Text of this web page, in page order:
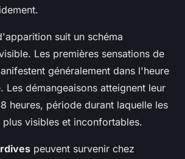
suit un schéma
Les premières sensations de
généralement dans l'heure
Les démangeaisons atteignent leur
heures, période durant laquelle les
visibles et inconfortables.
peuvent survenir chez